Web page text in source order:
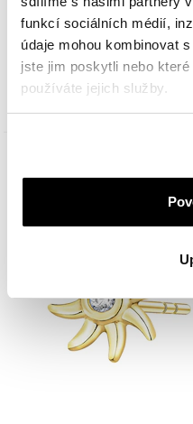
funkcí sociálních médií,
údaje mohou kombinovat
jste jim poskytli nebo
používáte jejich služby.
Pozlacený náhrdelník z mosazi se
1 190 Kč